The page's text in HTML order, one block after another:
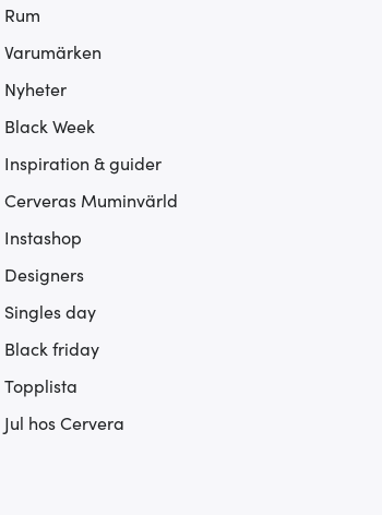
Rum
Varumärken
Nyheter
Black Week
Inspiration & guider
Cerveras Muminvärld
Instashop
Designers
Singles day
Black friday
Topplista
Jul hos Cervera